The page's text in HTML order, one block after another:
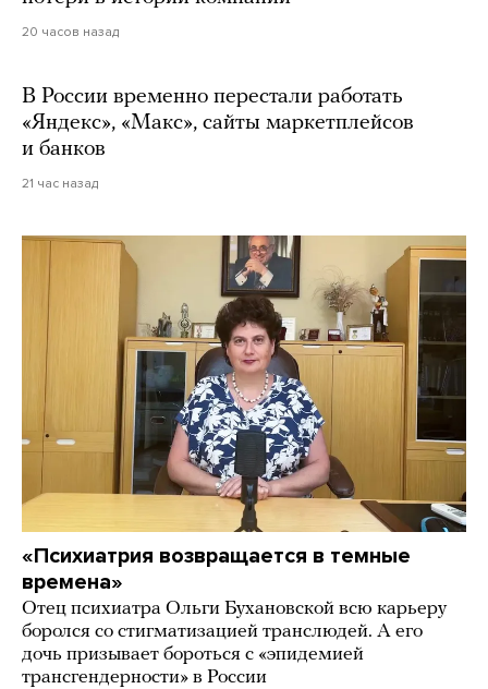
20 часов назад
В России временно перестали работать
«Яндекс», «Макс», сайты маркетплейсов
и банков
21 час назад
«Психиатрия возвращается в темные
времена»
Отец психиатра Ольги Бухановской всю карьеру
боролся со стигматизацией транслюдей. А его
дочь призывает бороться с «эпидемией
трансгендерности» в России